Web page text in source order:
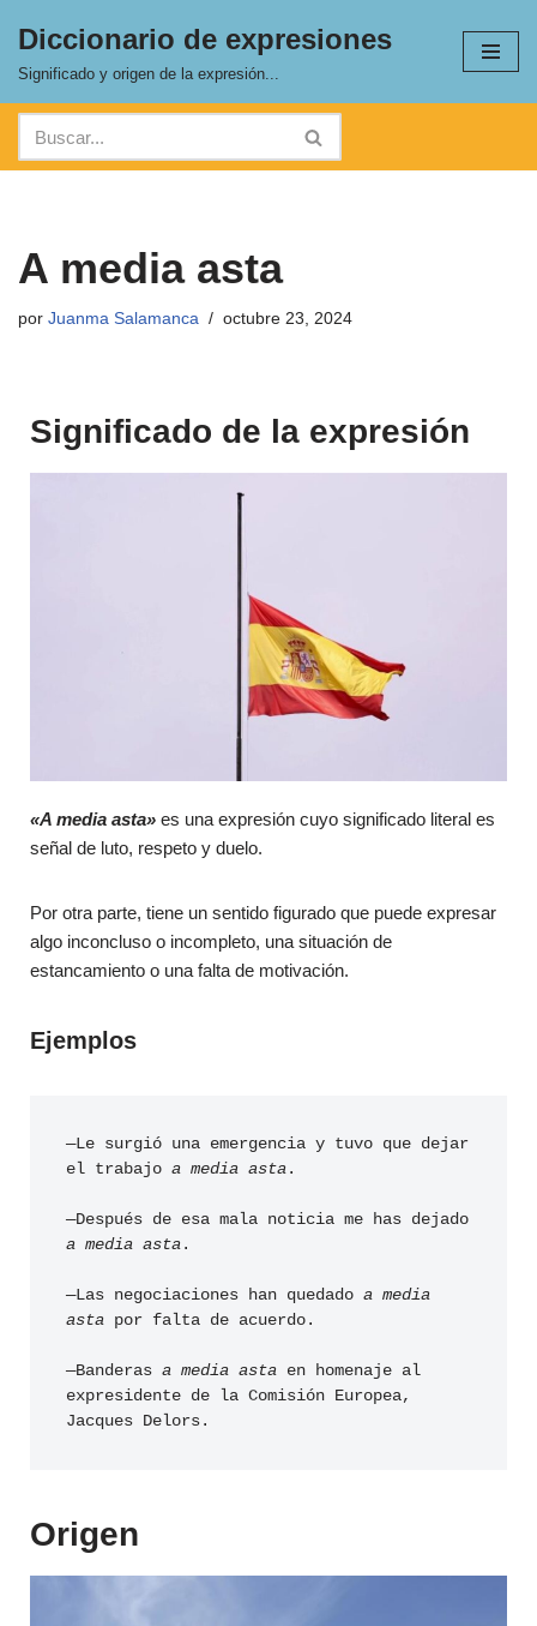
Saltar
contenido
Diccionario de expresiones
Significado y origen de la expresión...
A media asta
por Juanma Salamanca octubre 23, 2024
Significado de la expresión
«A media asta» es una expresión cuyo significado literal es
señal de luto, respeto y duelo.
Por otra parte, tiene un sentido figurado que puede expresar
algo inconcluso o incompleto, una situación de
estancamiento o una falta de motivación.
Ejemplos
—Le surgió una emergencia y tuvo que dejar
el trabajo a media asta .
a media asta .
—Las negociaciones han quedado a media
asta por falta de acuerdo.
—Banderas a media asta en homenaje al
expresidente de la Comisión Europea,
Jacques Delors.
Origen